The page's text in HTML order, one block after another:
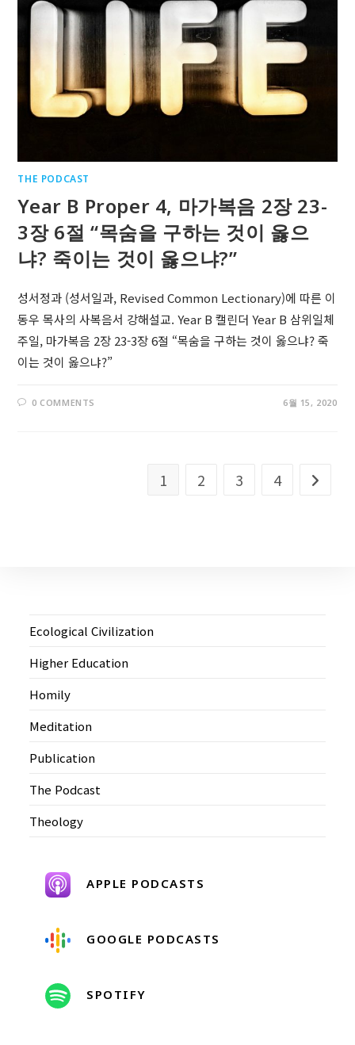
THE PODCAST
Year B Proper 4, 마가복음 2장 23-
3장 6절 “목숨을 구하는 것이 옳으
냐? 죽이는 것이 옳으냐?”
성서정과 (성서일과, Revised Common Lectionary)에 따른 이
동우 목사의 사복음서 강해설교. Year B 캘린더 Year B 삼위일체
주일, 마가복음 2장 23-3장 6절 “목숨을 구하는 것이 옳으냐? 죽
이는 것이 옳으냐?”
0 COMMENTS 6월 15, 2020
1 2 3 4 Go to
Ecological Civilization
Higher Education
Homily
Meditation
Publication
The Podcast
Theology
APPLE PODCASTS
GOOGLE PODCASTS
SPOTIFY